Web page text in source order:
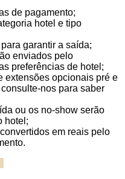
de pagamento;
hotel e tipo
garantir a saída;
enviados pelo
preferências de hotel;
extensões opcionais pré e
nos para saber
ou os no-show serão
hotel;
em reais pelo